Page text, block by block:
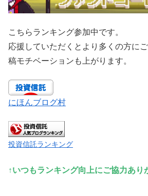
こちらランキング参加中です。
応援していただくとより多くの方に
稿モチベーションも上がります。
にほんブログ村
投資信託ランキング
↑いつもランキング向上にご協力あり